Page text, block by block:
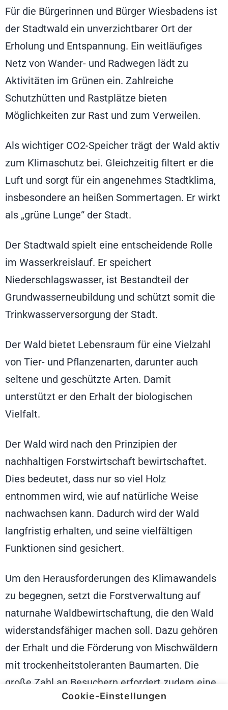
Für die Bürgerinnen und Bürger Wiesbadens ist
der Stadtwald ein unverzichtbarer Ort der
Erholung und Entspannung. Ein weitläufiges
Netz von Wander- und Radwegen lädt zu
Aktivitäten im Grünen ein. Zahlreiche
Schutzhütten und Rastplätze bieten
Möglichkeiten zur Rast und zum Verweilen.
Als wichtiger CO2-Speicher trägt der Wald aktiv
zum Klimaschutz bei. Gleichzeitig filtert er die
Luft und sorgt für ein angenehmes Stadtklima,
insbesondere an heißen Sommertagen. Er wirkt
als „grüne Lunge“ der Stadt.
Der Stadtwald spielt eine entscheidende Rolle
im Wasserkreislauf. Er speichert
Niederschlagswasser, ist Bestandteil der
Grundwasserneubildung und schützt somit die
Trinkwasserversorgung der Stadt.
Der Wald bietet Lebensraum für eine Vielzahl
von Tier- und Pflanzenarten, darunter auch
seltene und geschützte Arten. Damit
unterstützt er den Erhalt der biologischen
Vielfalt.
Der Wald wird nach den Prinzipien der
nachhaltigen Forstwirtschaft bewirtschaftet.
Dies bedeutet, dass nur so viel Holz
entnommen wird, wie auf natürliche Weise
nachwachsen kann. Dadurch wird der Wald
langfristig erhalten, und seine vielfältigen
Funktionen sind gesichert.
Um den Herausforderungen des Klimawandels
zu begegnen, setzt die Forstverwaltung auf
naturnahe Waldbewirtschaftung, die den Wald
widerstandsfähiger machen soll. Dazu gehören
der Erhalt und die Förderung von Mischwäldern
mit trockenheitstoleranten Baumarten. Die
große Zahl an Besuchern erfordert zudem eine
sensible Besucherlenkung, um den Wald nicht
Cookie-Einstellungen